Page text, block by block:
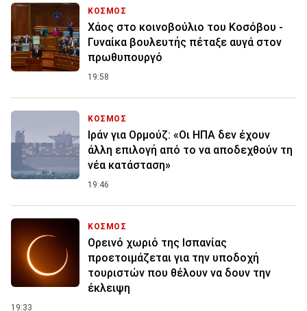
ΚΟΣΜΟΣ
Χάος στο κοινοβούλιο του Κοσόβου -
Γυναίκα βουλευτής πέταξε αυγά στον
πρωθυπουργό
19:58
ΚΟΣΜΟΣ
Ιράν για Ορμούζ: «Οι ΗΠΑ δεν έχουν
άλλη επιλογή από το να αποδεχθούν τη
νέα κατάσταση»
19:46
ΚΟΣΜΟΣ
Ορεινό χωριό της Ισπανίας
προετοιμάζεται για την υποδοχή
τουριστών που θέλουν να δουν την
έκλειψη
19:33